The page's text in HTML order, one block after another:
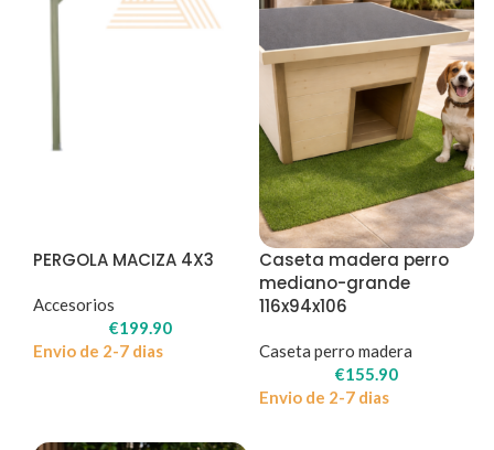
PERGOLA MACIZA 4X3
Accesorios
€199.90
Envio de 2-7 dias
Caseta madera perro
mediano-grande
116x94x106
Caseta perro madera
€155.90
Envio de 2-7 dias